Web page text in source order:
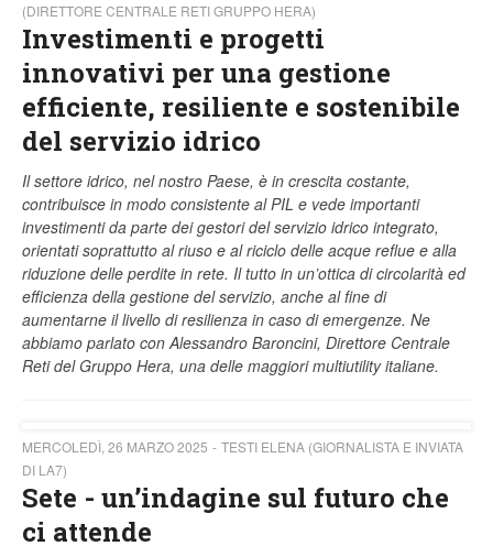
(DIRETTORE CENTRALE RETI GRUPPO HERA)
Investimenti e progetti
innovativi per una gestione
efficiente, resiliente e sostenibile
del servizio idrico
Il settore idrico, nel nostro Paese, è in crescita costante,
contribuisce in modo consistente al PIL e vede importanti
investimenti da parte dei gestori del servizio idrico integrato,
orientati soprattutto al riuso e al riciclo delle acque reflue e alla
riduzione delle perdite in rete. Il tutto in un’ottica di circolarità ed
efficienza della gestione del servizio, anche al fine di
aumentarne il livello di resilienza in caso di emergenze. Ne
abbiamo parlato con Alessandro Baroncini, Direttore Centrale
Reti del Gruppo Hera, una delle maggiori multiutility italiane.
MERCOLEDÌ, 26 MARZO 2025
TESTI ELENA (GIORNALISTA E INVIATA
DI LA7)
Sete - un’indagine sul futuro che
ci attende